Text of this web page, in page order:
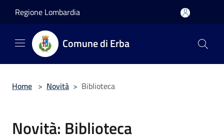
Regione Lombardia
Comune di Erba
Home > Novità > Biblioteca
Novità: Biblioteca